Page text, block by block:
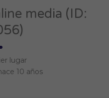
media (ID:
lugar
10 años